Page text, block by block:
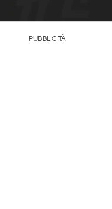
PUBBLICITÀ